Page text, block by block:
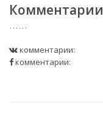
Комментарии
комментарии:
комментарии: